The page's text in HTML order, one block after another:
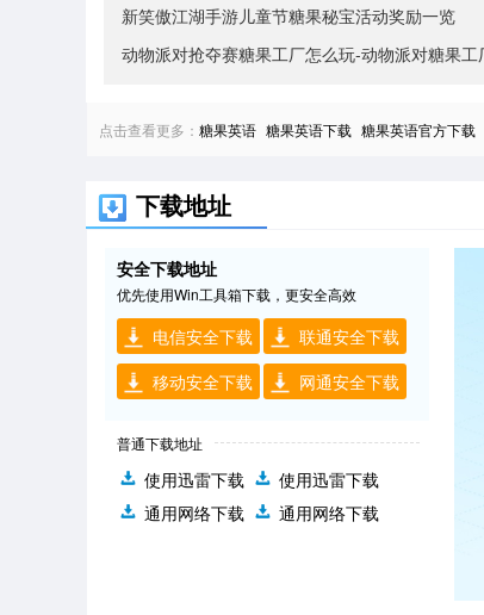
新笑傲江湖手游儿童节糖果秘宝活动奖励一览
点击查看更多： 糖果英语 糖果英语下载 糖果英语官方下载
下载地址
安全下载地址
优先使用Win工具箱下载，更安全高效
电信安全下载
联通安全下载
移动安全下载
网通安全下载
普通下载地址
使用迅雷下载
使用迅雷下载
通用网络下载
通用网络下载